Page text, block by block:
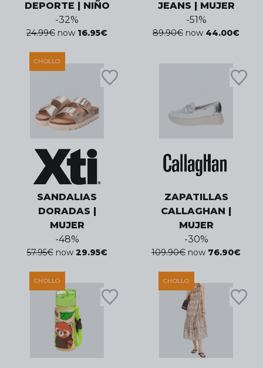
DEPORTE | NIÑO
-32%
24.99€ now 16.95€
JEANS | MUJER
-51%
89.90€ now 44.00€
CHOLLO
SANDALIAS
DORADAS |
MUJER
-48%
57.95€ now 29.95€
ZAPATILLAS
CALLAGHAN |
MUJER
-30%
109.90€ now 76.90€
CHOLLO CHOLLO